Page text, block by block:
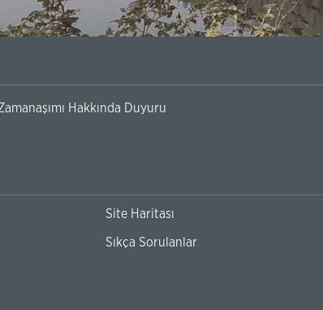
Hakkında Duyuru
Site Haritası
Sıkça Sorulanlar